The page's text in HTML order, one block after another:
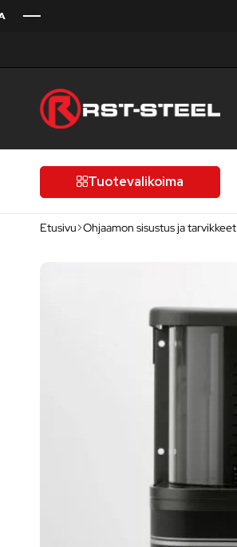
laatutietoiselle
autoilijalleTuotevalikoima
Etusivu Ohjaamon sisustus ja tarvikkeet